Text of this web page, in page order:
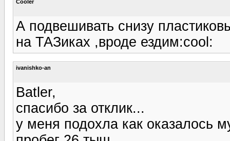
Cooler
А подвешивать снизу
на ТАЗиках ,вроде ездим:cool:
ivanishko-an
Batler,
спасибо за отклик...
у меня подохла как оказалось